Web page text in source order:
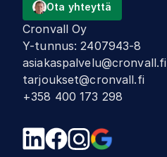
Ota yhteyttä
Cronvall Oy
Y-tunnus:2407943-8
asiakaspalvelu@cronvall.fi
tarjoukset@cronvall.fi
+358 400 173 298